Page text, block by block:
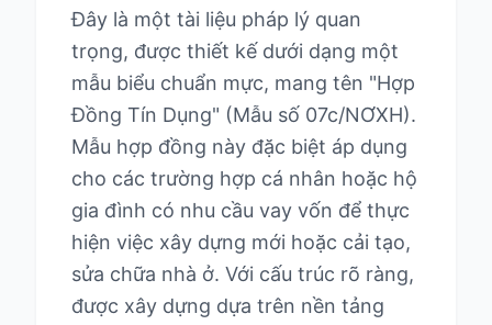
Đây là một tài liệu pháp lý quan
trọng, được thiết kế dưới dạng một
mẫu biểu chuẩn mực, mang tên "Hợp
Đồng Tín Dụng" (Mẫu số 07c/NƠXH).
Mẫu hợp đồng này đặc biệt áp dụng
cho các trường hợp cá nhân hoặc hộ
gia đình có nhu cầu vay vốn để thực
hiện việc xây dựng mới hoặc cải tạo,
sửa chữa nhà ở. Với cấu trúc rõ ràng,
được xây dựng dựa trên nền tảng